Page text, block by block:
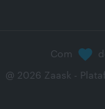
Com
@ 2026 Zaask -